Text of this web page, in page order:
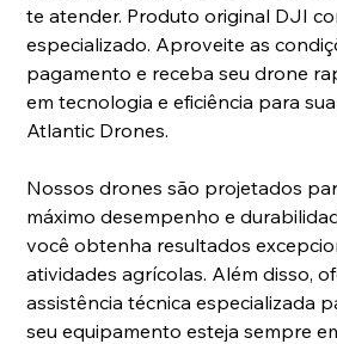
te atender. Produto original DJI
especializado. Aproveite as
pagamento e receba seu drone
em tecnologia e eficiência para
Atlantic Drones.
Nossos drones são projetados
máximo desempenho e
você obtenha resultados
atividades agrícolas. Além disso,
assistência técnica especializada
seu equipamento esteja sempre